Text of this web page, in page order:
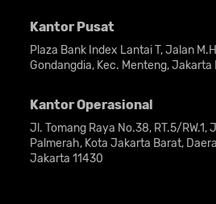
Kantor Pusat
Plaza Bank Index Lantai T, Jalan
Gondangdia, Kec. Menteng, Jakarta
Kantor Operasional
Jl. Tomang Raya No.38, RT.5/RW.1,
Palmerah, Kota Jakarta Barat,
Jakarta 11430